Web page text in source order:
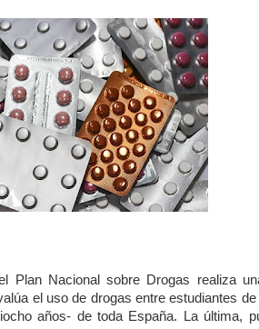
Plan Nacional sobre Drogas realiza
el uso de drogas entre estudiantes
años- de toda España. La última,